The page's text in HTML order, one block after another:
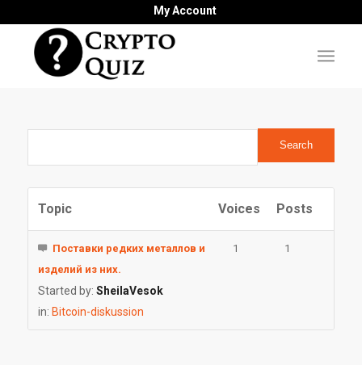
My Account
Topic Voices Posts
Поставки редких металлов и
изделий из них.
Started by: SheilaVesok
in: Bitcoin-diskussion
1 1